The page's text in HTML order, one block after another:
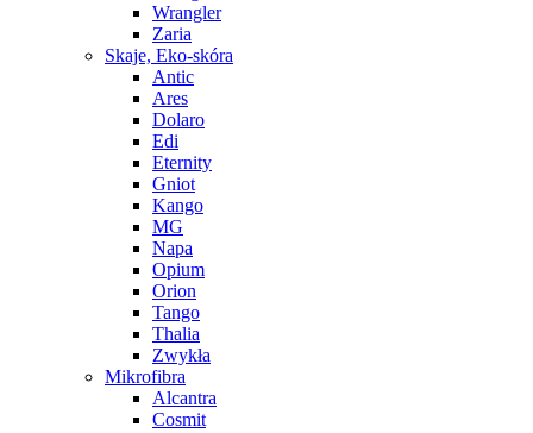
Wrangler
Zaria
Skaje, Eko-skóra
Antic
Ares
Dolaro
Edi
Eternity
Gniot
Kango
MG
Napa
Opium
Orion
Tango
Thalia
Zwykła
Mikrofibra
Alcantra
Cosmit